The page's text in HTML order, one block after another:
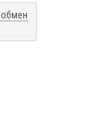
обмен